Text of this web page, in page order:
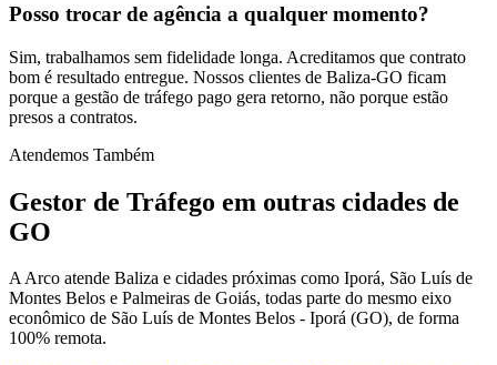
Posso trocar de agência a qualquer momento?
Sim, trabalhamos sem fidelidade longa. Acreditamos que contrato
bom é resultado entregue. Nossos clientes de Baliza-GO ficam
porque a gestão de tráfego pago gera retorno, não porque estão
presos a contratos.
Atendemos Também
Gestor de Tráfego em outras cidades de
GO
A Arco atende Baliza e cidades próximas como Iporá, São Luís de
Montes Belos e Palmeiras de Goiás, todas parte do mesmo eixo
econômico de São Luís de Montes Belos - Iporá (GO), de forma
100% remota.